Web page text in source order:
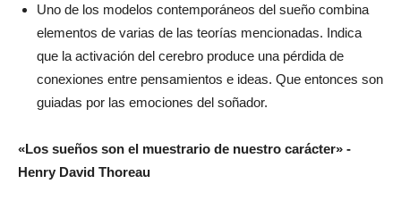
Uno de los modelos contemporáneos del sueño combina
elementos de varias de las teorías mencionadas. Indica
que la activación del cerebro produce una pérdida de
conexiones entre pensamientos e ideas. Que entonces son
guiadas por las emociones del soñador.
«Los sueños son el muestrario de nuestro carácter» -
Henry David Thoreau